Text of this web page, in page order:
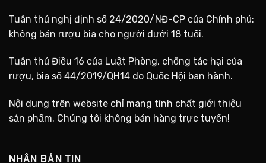
Tuân thủ nghị định số 24/2020/NĐ-CP của Chính phủ:
không bán rượu bia cho người dưới 18 tuổi.
Tuân thủ Điều 16 của Luật Phòng, chống tác hại của
rượu, bia số 44/2019/QH14 do Quốc Hội ban hành.
Nội dung trên website chỉ mang tính chất giới thiệu
sản phẩm. Chúng tôi không bán hàng trực tuyến!
NHẬN BẢN TIN